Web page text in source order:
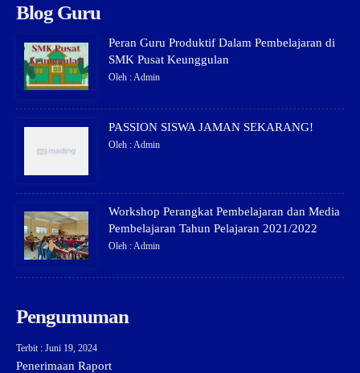
Blog Guru
Peran Guru Produktif Dalam Pembelajaran di
SMK Pusat Keunggulan
Oleh : Admin
PASSION SISWA JAMAN SEKARANG!
Oleh : Admin
Workshop Perangkat Pembelajaran dan Media
Pembelajaran Tahun Pelajaran 2021/2022
Oleh : Admin
Pengumuman
Terbit : Juni 19, 2024
Penerimaan Raport